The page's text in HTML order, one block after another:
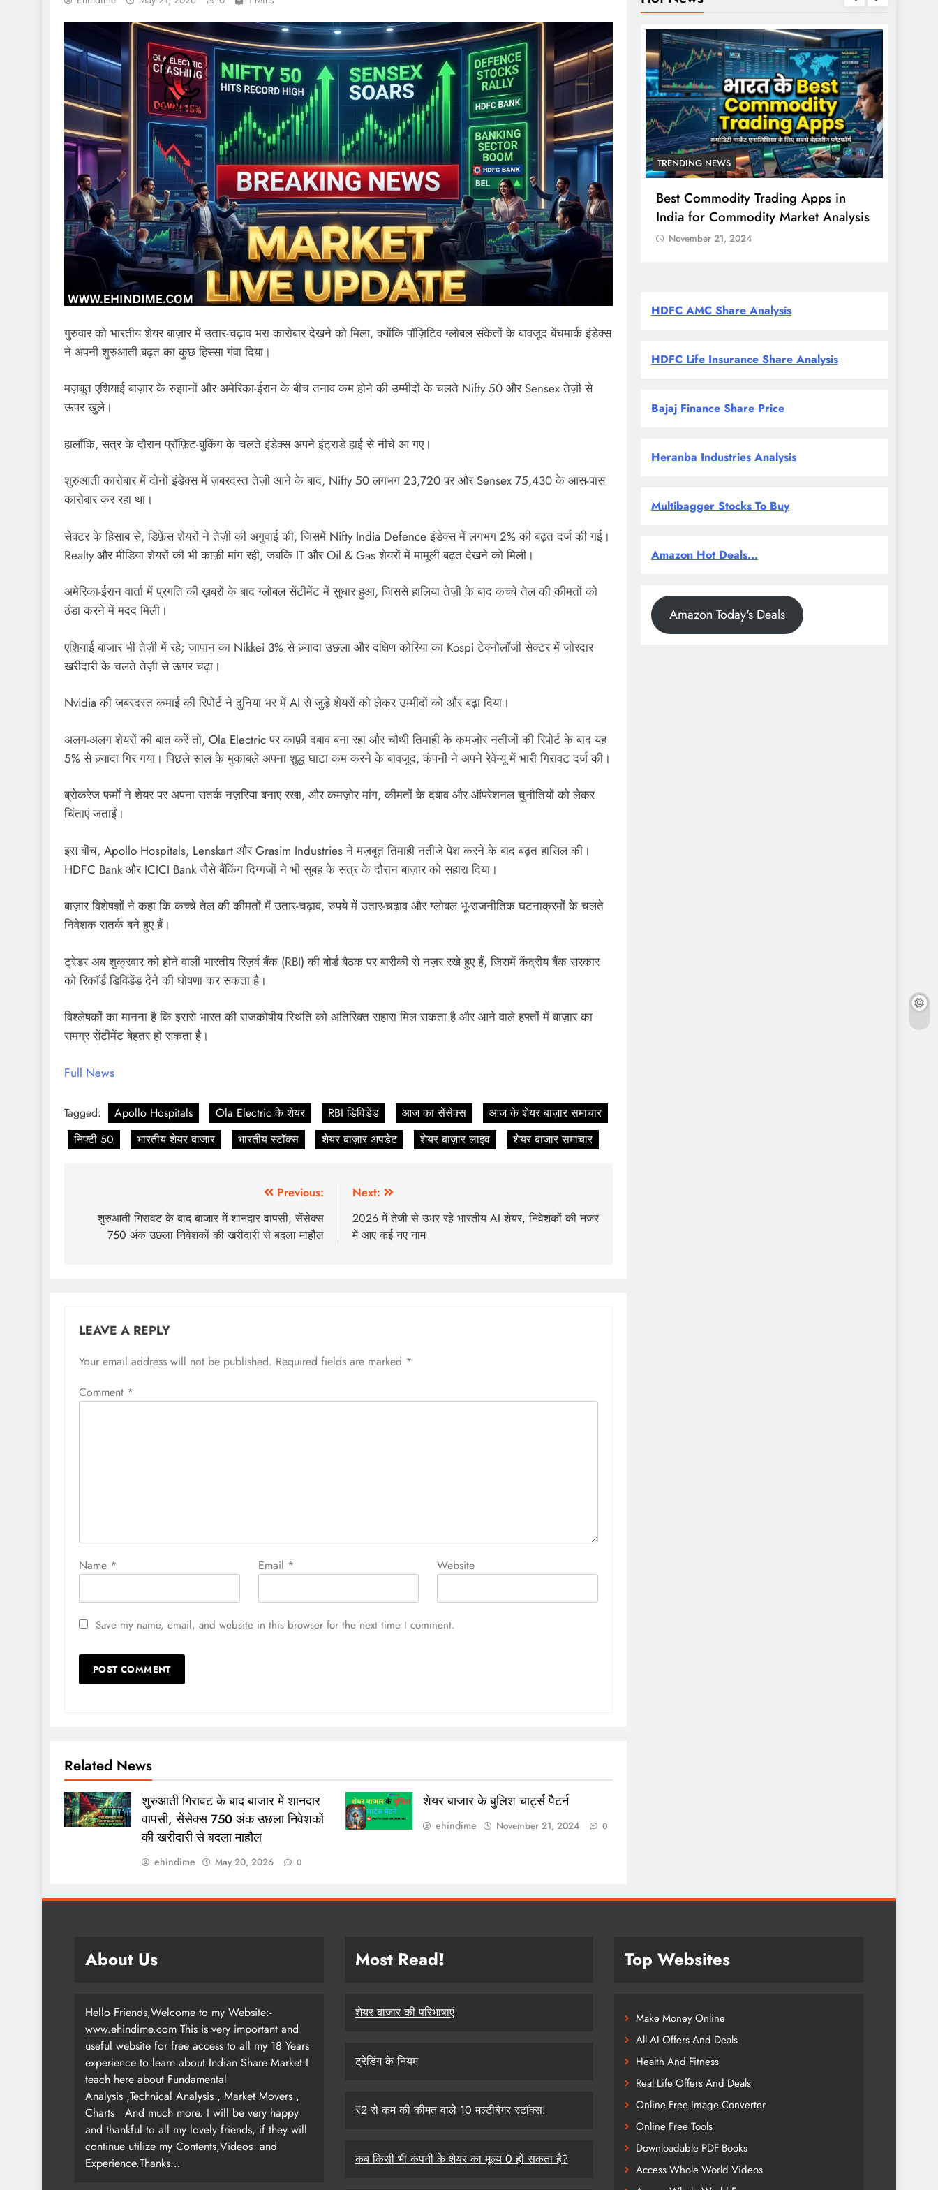
गुरुवार को भारतीय शेयर बाज़ार में उतार-चढ़ाव भरा कारोबार देखने को मिला, क्योंकि पॉज़िटिव ग्लोबल संकेतों के बावजूद बेंचमार्क इंडेक्स
ने अपनी शुरुआती बढ़त का कुछ हिस्सा गंवा दिया।
मज़बूत एशियाई बाज़ार के रुझानों और अमेरिका-ईरान के बीच तनाव कम होने की उम्मीदों के चलते Nifty 50 और Sensex तेज़ी से
ऊपर खुले।
हालाँकि, सत्र के दौरान प्रॉफ़िट-बुकिंग के चलते इंडेक्स अपने इंट्राडे हाई से नीचे आ गए।
शुरुआती कारोबार में दोनों इंडेक्स में ज़बरदस्त तेज़ी आने के बाद, Nifty 50 लगभग 23,720 पर और Sensex 75,430 के आस-पास
कारोबार कर रहा था।
सेक्टर के हिसाब से, डिफ़ेंस शेयरों ने तेज़ी की अगुवाई की, जिसमें Nifty India Defence इंडेक्स में लगभग 2% की बढ़त दर्ज की गई।
Realty और मीडिया शेयरों की भी काफ़ी मांग रही, जबकि IT और Oil & Gas शेयरों में मामूली बढ़त देखने को मिली।
अमेरिका-ईरान वार्ता में प्रगति की ख़बरों के बाद ग्लोबल सेंटीमेंट में सुधार हुआ, जिससे हालिया तेज़ी के बाद कच्चे तेल की कीमतों को
ठंडा करने में मदद मिली।
एशियाई बाज़ार भी तेज़ी में रहे; जापान का Nikkei 3% से ज़्यादा उछला और दक्षिण कोरिया का Kospi टेक्नोलॉजी सेक्टर में ज़ोरदार
खरीदारी के चलते तेज़ी से ऊपर चढ़ा।
Nvidia की ज़बरदस्त कमाई की रिपोर्ट ने दुनिया भर में AI से जुड़े शेयरों को लेकर उम्मीदों को और बढ़ा दिया।
अलग-अलग शेयरों की बात करें तो, Ola Electric पर काफ़ी दबाव बना रहा और चौथी तिमाही के कमज़ोर नतीजों की रिपोर्ट के बाद यह
5% से ज़्यादा गिर गया। पिछले साल के मुकाबले अपना शुद्ध घाटा कम करने के बावजूद, कंपनी ने अपने रेवेन्यू में भारी गिरावट दर्ज की।
ब्रोकरेज फर्मों ने शेयर पर अपना सतर्क नज़रिया बनाए रखा, और कमज़ोर मांग, कीमतों के दबाव और ऑपरेशनल चुनौतियों को लेकर
चिंताएं जताईं।
इस बीच, Apollo Hospitals, Lenskart और Grasim Industries ने मज़बूत तिमाही नतीजे पेश करने के बाद बढ़त हासिल की। ​​
HDFC Bank और ICICI Bank जैसे बैंकिंग दिग्गजों ने भी सुबह के सत्र के दौरान बाज़ार को सहारा दिया।
बाज़ार विशेषज्ञों ने कहा कि कच्चे तेल की कीमतों में उतार-चढ़ाव, रुपये में उतार-चढ़ाव और ग्लोबल भू-राजनीतिक घटनाक्रमों के चलते
निवेशक सतर्क बने हुए हैं।
ट्रेडर अब शुक्रवार को होने वाली भारतीय रिज़र्व बैंक (RBI) की बोर्ड बैठक पर बारीकी से नज़र रखे हुए हैं, जिसमें केंद्रीय बैंक सरकार
को रिकॉर्ड डिविडेंड देने की घोषणा कर सकता है।
विश्लेषकों का मानना ​​है कि इससे भारत की राजकोषीय स्थिति को अतिरिक्त सहारा मिल सकता है और आने वाले हफ़्तों में बाज़ार का
समग्र सेंटीमेंट बेहतर हो सकता है।
Full News
Tagged: Apollo Hospitals Ola Electric के शेयर RBI डिविडेंड आज का सेंसेक्स
आज के शेयर बाज़ार समाचार
निफ्टी 50
भारतीय शेयर बाजार भारतीय स्टॉक्स शेयर बाज़ार अपडेट शेयर बाज़ार लाइव शेयर बाजार समाचार
Previous:
शुरुआती गिरावट के बाद बाजार में शानदार वापसी, सेंसेक्स
750 अंक उछला निवेशकों की खरीदारी से बदला माहौल
Next:
2026 में तेजी से उभर रहे भारतीय AI शेयर, निवेशकों की नजर
में आए कई नए नाम
LEAVE A REPLY
Your email address will not be published. Required fields are marked *
Comment *
Name * Email * Website
Save my name, email, and website in this browser for the next time I comment.
Related News
शुरुआती गिरावट के बाद बाजार में शानदार
वापसी, सेंसेक्स 750 अंक उछला निवेशकों
की खरीदारी से बदला माहौल
ehindime May 20, 2026 0
शेयर बाजार के बुलिश चार्ट्स पैटर्न
ehindime November 21, 2024 0
TRENDING NEWS
Sandisk Shares में 10% से ज्यादा गिरावट,
मजबूत तिमाही नतीजों के बावजूद निवेशक क्यों
हुए निराश?
November 21, 2024
TRENDING NEWS
Best Commodity Trading Apps in
India for Commodity Market Analysis
November 21, 2024
HDFC AMC Share Analysis
HDFC Life Insurance Share Analysis
Bajaj Finance Share Price
Heranba Industries Analysis
Multibagger Stocks To Buy
Amazon Hot Deals...
Amazon Today's Deals
About Us
Hello Friends,Welcome to my Website:-
www.ehindime.com This is very important and
useful website for free access to all my 18 Years
experience to learn about Indian Share Market.I
teach here about Fundamental
Analysis ,Technical Analysis , Market Movers ,
Charts
And much more. I will be very happy
and thankful to all my lovely friends, if they will
continue utilize my Contents,Videos and
Experience.Thanks…
Most Read!
शेयर बाजार की परिभाषाएं
ट्रेडिंग के नियम
₹2 से कम की कीमत वाले 10 मल्टीबैगर स्टॉक्स!
कब किसी भी कंपनी के शेयर का मूल्य 0 हो सकता है?
Top Websites
Make Money Online
All AI Offers And Deals
Health And Fitness
Real Life Offers And Deals
Online Free Image Converter
Online Free Tools
Downloadable PDF Books
Access Whole World Videos